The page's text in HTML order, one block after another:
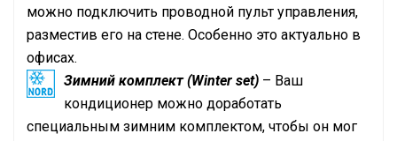
можно подключить проводной пульт управления,
разместив его на стене. Особенно это актуально в
офисах.
Зимний комплект (Winter set) – Ваш
кондиционер можно доработать
специальным зимним комплектом, чтобы он мог